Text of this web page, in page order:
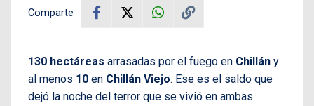
Comparte
130 hectáreas arrasadas por el fuego en Chillán y
al menos 10 en Chillán Viejo. Ese es el saldo que
dejó la noche del terror que se vivió en ambas